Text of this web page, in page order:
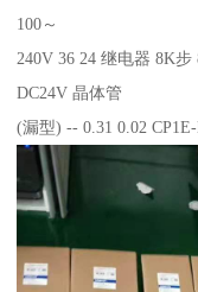
100～
240V 36 24 继电器 8K步
DC24V 晶体管
(漏型) -- 0.31 0.02